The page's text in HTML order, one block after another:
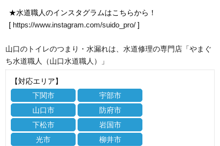
★水道職人のインスタグラムはこちらから！
[ https://www.instagram.com/suido_pro/ ]
山口のトイレのつまり・水漏れは、水道修理の専門店「やまぐ
ち水道職人（山口水道職人）」
【対応エリア】
下関市
宇部市
山口市
防府市
下松市
岩国市
光市
柳井市